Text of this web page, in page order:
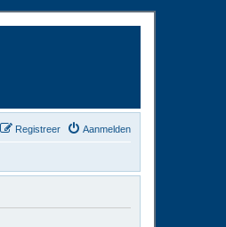
Aanmelden
Registreer